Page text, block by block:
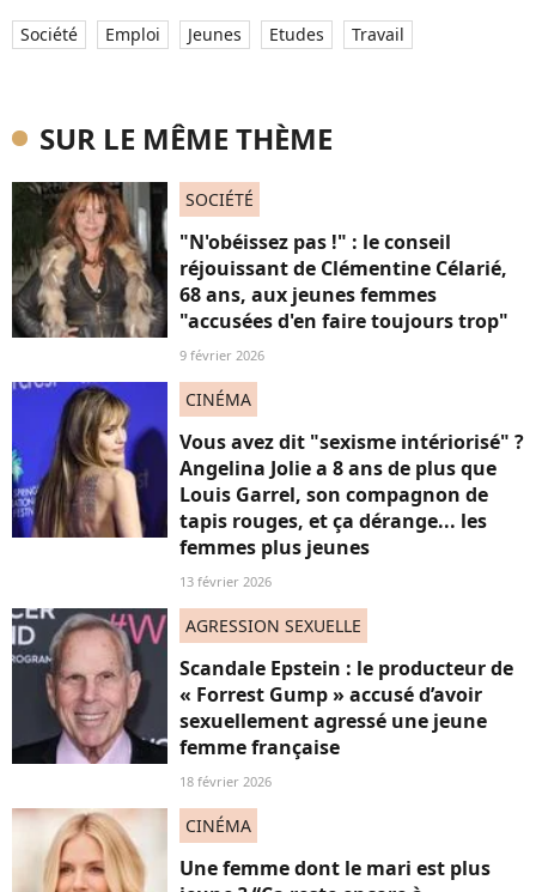
Société Emploi Jeunes Etudes Travail
SUR LE MÊME THÈME
SOCIÉTÉ
"N'obéissez pas !" : le conseil
réjouissant de Clémentine Célarié,
68 ans, aux jeunes femmes
"accusées d'en faire toujours trop"
9 février 2026
CINÉMA
Vous avez dit "sexisme intériorisé" ?
Angelina Jolie a 8 ans de plus que
Louis Garrel, son compagnon de
tapis rouges, et ça dérange... les
femmes plus jeunes
13 février 2026
AGRESSION SEXUELLE
Scandale Epstein : le producteur de
« Forrest Gump » accusé d’avoir
sexuellement agressé une jeune
femme française
18 février 2026
CINÉMA
Une femme dont le mari est plus